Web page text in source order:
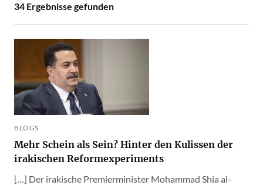
34 Ergebnisse gefunden
BLOGS
Mehr Schein als Sein? Hinter den Kulissen der
irakischen Reformexperiments
[…] Der irakische Premierminister Mohammad Shia al-